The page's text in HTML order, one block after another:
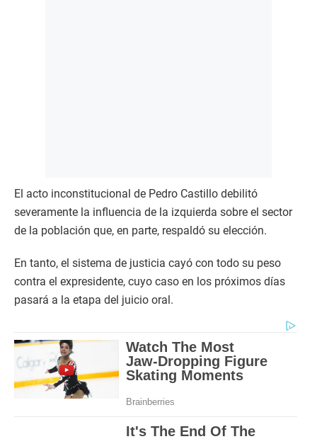
El acto inconstitucional de Pedro Castillo debilitó
severamente la influencia de la izquierda sobre el sector
de la población que, en parte, respaldó su elección.
En tanto, el sistema de justicia cayó con todo su peso
contra el expresidente, cuyo caso en los próximos días
pasará a la etapa del juicio oral.